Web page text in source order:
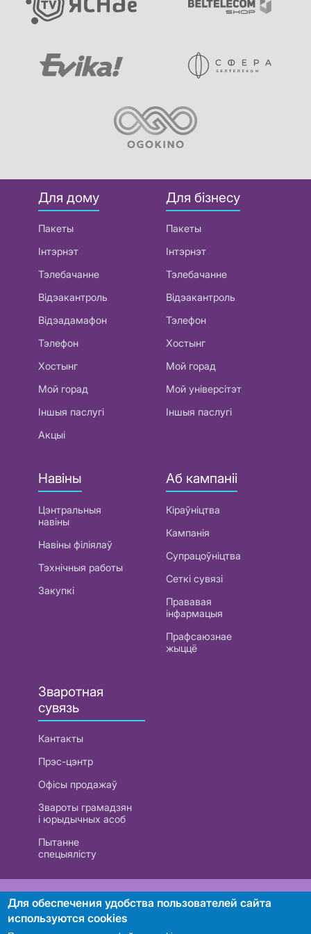
Для дому
Пакеты
Інтэрнэт
Тэлебачанне
Відэакантроль
Відэадамафон
Тэлефон
Хостынг
Мой горад
Іншыя паслугі
Акцыі
Для бізнесу
Пакеты
Інтэрнэт
Тэлебачанне
Відэакантроль
Тэлефон
Хостынг
Мой горад
Мой універсітэт
Іншыя паслугі
Навіны
Цэнтральныя
навіны
Навіны філіялаў
Тэхнічныя работы
Закупкі
Аб кампаніі
Кіраўніцтва
Кампанія
Супрацоўніцтва
Сеткі сувязі
Прававая
інфармацыя
Прафсаюзнае
жыццё
Зваротная
сувязь
Кантакты
Прэс-цэнтр
Офісы продажаў
Звароты грамадзян
і юрыдычных асоб
Пытанне
спецыялісту
РУП «Белтэлекам». УНП 101007741
Для обеспечения удобства пользователей сайта
используются cookies